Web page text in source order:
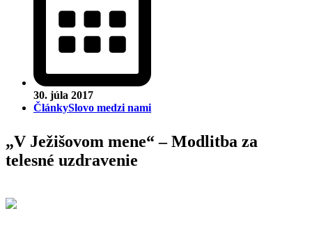
30. júla 2017
ČlánkySlovo medzi nami
„V Ježišovom mene“ – Modlitba za
telesné uzdravenie